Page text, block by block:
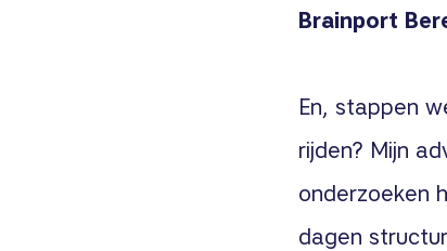
Brainport
En, stappen
rijden? Mijn
onderzoeken
dagen